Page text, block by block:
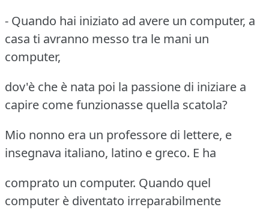
- Quando hai iniziato ad avere un computer, a
casa ti avranno messo tra le mani un
computer,
dov'è che è nata poi la passione di iniziare a
capire come funzionasse quella scatola?
Mio nonno era un professore di lettere, e
insegnava italiano, latino e greco. E ha
comprato un computer. Quando quel
computer è diventato irreparabilmente